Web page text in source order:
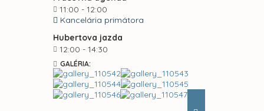
11:00 - 12:00
Kancelária primátora
Hubertova jazda
12:00 - 14:30
GALÉRIA: